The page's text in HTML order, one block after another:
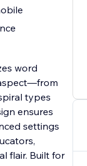
word
types
ensures
settings
flair. Built for